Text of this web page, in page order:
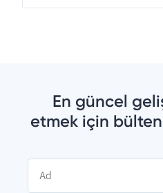
En güncel
etmek için